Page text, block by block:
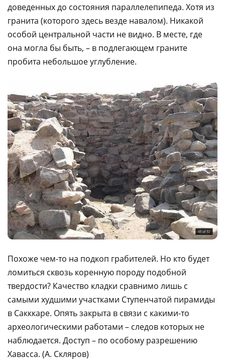
доведенных до состояния параллелепипеда. Хотя из
гранита (которого здесь везде навалом). Никакой
особой центральной части не видно. В месте, где
она могла бы быть, – в подлегающем граните
пробита небольшое углубление.
Похоже чем-то на подкоп грабителей. Но кто будет
ломиться сквозь коренную породу подобной
твердости? Качество кладки сравнимо лишь с
самыми худшими участками Ступенчатой пирамиды
в Сакккаре. Опять закрыта в связи с какими-то
археологическими работами – следов которых не
наблюдается. Доступ – по особому разрешению
Хавасса. (А. Скляров)